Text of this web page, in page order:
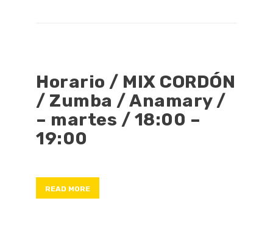
Horario / MIX CORDÓN
/ Zumba / Anamary /
– martes / 18:00 –
19:00
READ MORE